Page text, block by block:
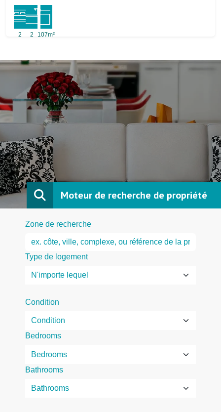
2 2 107m²
Moteur de recherche de propriété
Zone de recherche
Type de logement
Condition
Bedrooms
Bathrooms